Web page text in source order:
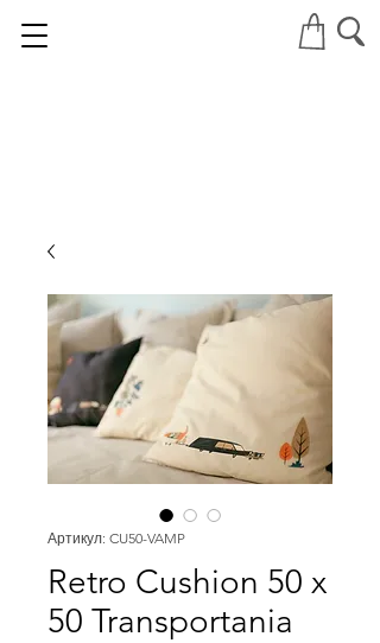
Артикул: CU50-VAMP
Retro Cushion 50 x
50 Transportania